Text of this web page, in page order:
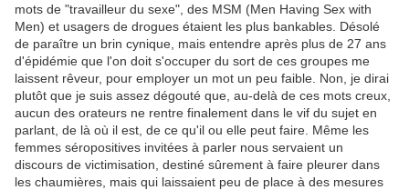
mots de "travailleur du sexe", des MSM (Men Having Sex with
Men) et usagers de drogues étaient les plus bankables. Désolé
de paraître un brin cynique, mais entendre après plus de 27 ans
d'épidémie que l'on doit s'occuper du sort de ces groupes me
laissent rêveur, pour employer un mot un peu faible. Non, je dirai
plutôt que je suis assez dégouté que, au-delà de ces mots creux,
aucun des orateurs ne rentre finalement dans le vif du sujet en
parlant, de là où il est, de ce qu'il ou elle peut faire. Même les
femmes séropositives invitées à parler nous servaient un
discours de victimisation, destiné sûrement à faire pleurer dans
les chaumières, mais qui laissaient peu de place à des mesures